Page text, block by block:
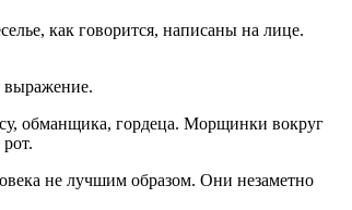
как говорится, написаны на лице.
выражение.
обманщика, гордеца. Морщинки вокруг
не лучшим образом. Они незаметно